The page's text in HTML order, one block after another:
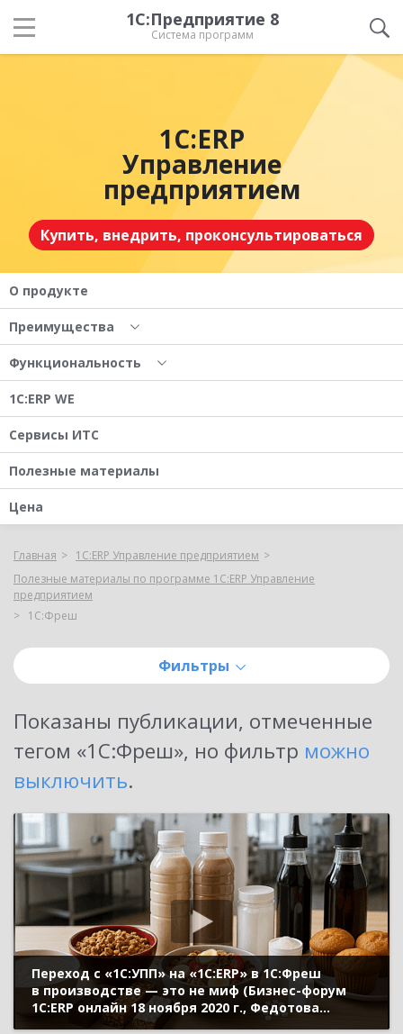
1С:Предприятие 8
Система программ
1С:ERP
Управление
предприятием
Купить, внедрить, проконсультироваться
О продукте
Преимущества
Функциональность
1С:ERP WE
Сервисы ИТС
Полезные материалы
Цена
Главная
1С:ERP Управление предприятием
Полезные материалы по программе 1С:ERP Управление
предприятием
1С:Фреш
Фильтры
Показаны публикации, отмеченные
тегом «1С:Фреш», но фильтр можно
выключить.
Переход с «1С:УПП» на «1С:ERP» в 1С:Фреш
в производстве — это не миф (Бизнес-форум
1С:ERP онлайн 18 ноября 2020 г., Федотова
Инесса, «НоваПродукт АГ», Смирнов Михаил,